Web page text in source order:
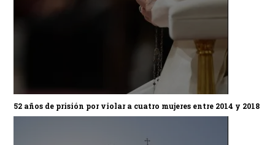
52 años de prisión por violar a cuatro mujeres entre 2014 y 2018